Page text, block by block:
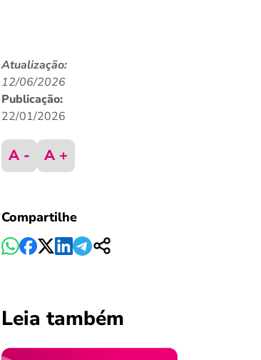
Atualização:
12/06/2026
Publicação:
22/01/2026
A - A +
Compartilhe
Leia também